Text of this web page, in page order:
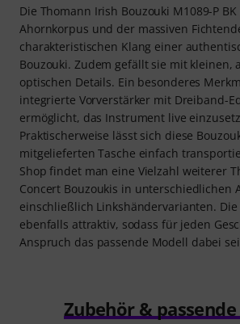
Die Thomann Irish Bouzouki M1089-P
Ahornkorpus und der massiven
charakteristischen Klang einer
Bouzouki. Zudem gefällt sie mit kleinen,
optischen Details. Ein besonderes
integrierte Vorverstärker mit Dreiband-
ermöglicht, das Instrument live
Praktischerweise lässt sich diese
mitgelieferten Tasche einfach
Shop findet man eine Vielzahl weiterer
Concert Bouzoukis in unterschiedlichen
einschließlich Linkshändervarianten. Die
ebenfalls attraktiv, sodass für jeden
Anspruch das passende Modell dabei
Zubehör &